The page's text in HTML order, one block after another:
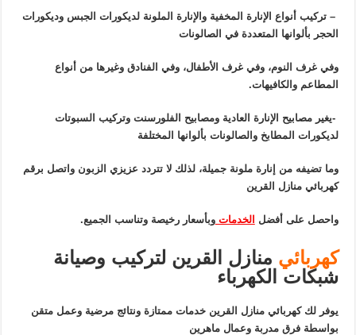
– تركيب أنواع الإنارة المخفية والإنارة الملونة لديكورات الجبس وديكورات
الحجر بألوانها المتعددة في الصالونات
وفي غرف النوم، وفي غرف الأطفال، وفي الفنادق وغيرها من أنواع
المطاعم والكافيهات.
-يغير مصابيح الإنارة العادية ومصابيح الفلورسنت وتركيب السبوتات
لديكورات المطابخ والصالونات بألوانها المختلفة
وما تضيفه من إنارة ملونة جميلة، لذلك لا تتردد عزيزي الزبون واتصل برقم
كهربائي منازل القرين
واحصل على أفضل الخدماتوبأسعار رخيصة وتناسب الجميع.
كهربائي منازل القرين لتركيب وصيانة
شبكات الكهرباء
يوفر لك كهربائي منازل القرين خدمات ممتازة ونتائج مرضية وعمل متقن
بواسطة فرق مدربة وعمال ماهرين